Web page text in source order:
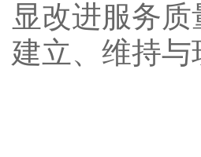
显改进服务
建立、维持